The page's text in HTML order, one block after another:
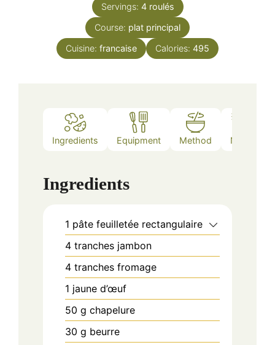
Servings: 4 roulés
Course: plat principal
Cuisine: francaise Calories: 495
Ingredients Equipment Method Notes
Ingredients
1 pâte feuilletée rectangulaire
4 tranches jambon
4 tranches fromage
1 jaune d’œuf
50 g chapelure
30 g beurre